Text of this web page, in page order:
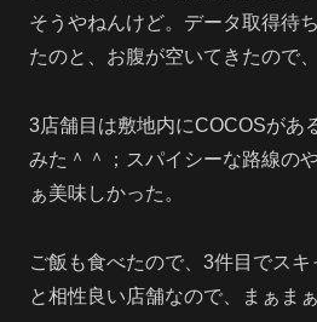
そうやねんけど。データ取得待
たのと、お腹が空いてきたので
3店舗目は敷地内にCOCOSがあ
みた＾＾；スパイシーな路線の
ぁ美味しかった。
ご飯も食べたので、3件目でス
と相性良い店舗なので、まぁま